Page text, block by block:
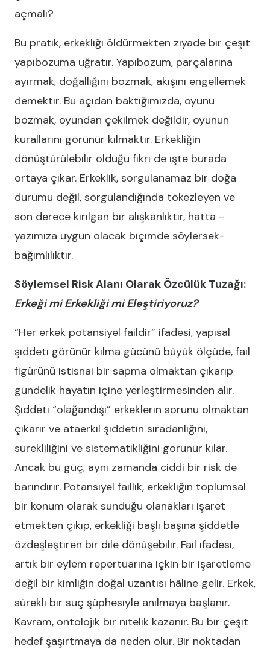
açmalı?
Bu pratik, erkekliği öldürmekten ziyade bir çeşit
yapıbozuma uğratır. Yapıbozum, parçalarına
ayırmak, doğallığını bozmak, akışını engellemek
demektir. Bu açıdan baktığımızda, oyunu
bozmak, oyundan çekilmek değildir, oyunun
kurallarını görünür kılmaktır. Erkekliğin
dönüştürülebilir olduğu fikri de işte burada
ortaya çıkar. Erkeklik, sorgulanamaz bir doğa
durumu değil, sorgulandığında tökezleyen ve
son derece kırılgan bir alışkanlıktır, hatta -
yazımıza uygun olacak biçimde söylersek-
bağımlılıktır.
Söylemsel Risk Alanı Olarak Özcülük Tuzağı:
Erkeği mi Erkekliği mi Eleştiriyoruz?
“Her erkek potansiyel faildir” ifadesi, yapısal
şiddeti görünür kılma gücünü büyük ölçüde, fail
figürünü istisnai bir sapma olmaktan çıkarıp
gündelik hayatın içine yerleştirmesinden alır.
Şiddeti “olağandışı” erkeklerin sorunu olmaktan
çıkarır ve ataerkil şiddetin sıradanlığını,
sürekliliğini ve sistematikliğini görünür kılar.
Ancak bu güç, aynı zamanda ciddi bir risk de
barındırır. Potansiyel faillik, erkekliğin toplumsal
bir konum olarak sunduğu olanakları işaret
etmekten çıkıp, erkekliği başlı başına şiddetle
özdeşleştiren bir dile dönüşebilir. Fail ifadesi,
artık bir eylem repertuarına içkin bir işaretleme
değil bir kimliğin doğal uzantısı hâline gelir. Erkek,
sürekli bir suç şüphesiyle anılmaya başlanır.
Kavram, ontolojik bir nitelik kazanır. Bu bir çeşit
hedef şaşırtmaya da neden olur. Bir noktadan